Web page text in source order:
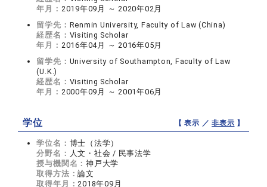
年月： 2019年09月 ～ 2020年02月
留学先： Renmin University, Faculty of Law (China)
経歴名： Visiting Scholar
年月： 2016年04月 ～ 2016年05月
留学先： University of Southampton, Faculty of Law
(U.K.)
経歴名： Visiting Scholar
年月： 2000年09月 ～ 2001年06月
学位 【 表示 ／非表示 】
学位名： 博士（法学）
分野名： 人文・社会 / 民事法学
授与機関名：神戸大学
取得方法：論文
取得年月：2018年09月